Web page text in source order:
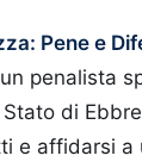
Pene e
penalista
di
e affidarsi